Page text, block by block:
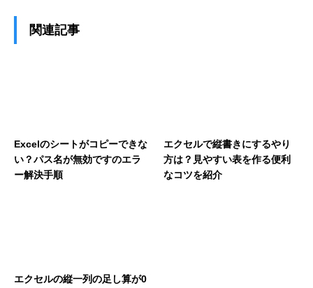
関連記事
Excelのシートがコピーできな
い？パス名が無効ですのエラ
ー解決手順
エクセルで縦書きにするやり
方は？見やすい表を作る便利
なコツを紹介
エクセルの縦一列の足し算が0